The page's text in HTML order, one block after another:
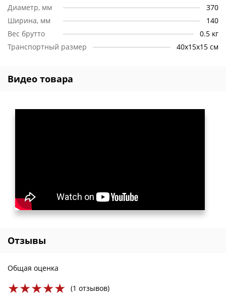
Диаметр, мм
370
Ширина, мм
140
Вес брутто
0.5 кг
Транспортный размер
40х15х15 см
Видео товара
Отзывы
Общая оценка
(1 отзывов)